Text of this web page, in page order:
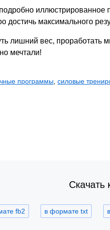
иллюстрированное
максимального
лишний вес, проработать
мечтали!
программы силовые
Скачать
fb2 в формате txt